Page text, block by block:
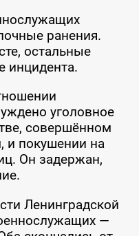
ранения.
остальные
инцидента.
уголовное
совершённом
покушении на
Он задержан,
Ленинградской
—